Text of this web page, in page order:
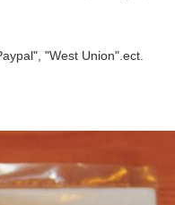
"West Union".ect.